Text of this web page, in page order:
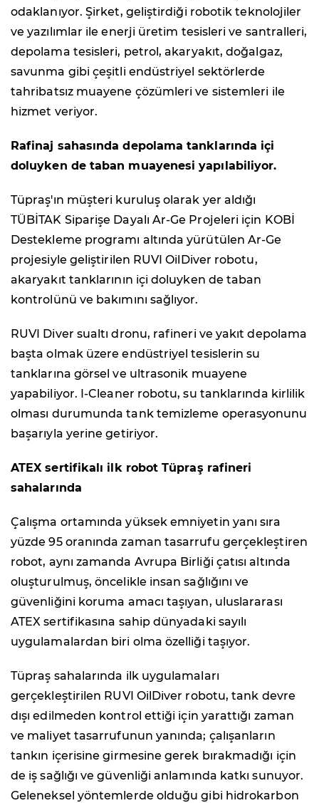
odaklanıyor. Şirket, geliştirdiği robotik teknolojiler
ve yazılımlar ile enerji üretim tesisleri ve santralleri,
depolama tesisleri, petrol, akaryakıt, doğalgaz,
savunma gibi çeşitli endüstriyel sektörlerde
tahribatsız muayene çözümleri ve sistemleri ile
hizmet veriyor.
Rafinaj sahasında depolama tanklarında içi
doluyken de taban muayenesi yapılabiliyor.
Tüpraş'ın müşteri kuruluş olarak yer aldığı
TÜBİTAK Siparişe Dayalı Ar-Ge Projeleri için KOBİ
Destekleme programı altında yürütülen Ar-Ge
projesiyle geliştirilen RUVI OilDiver robotu,
akaryakıt tanklarının içi doluyken de taban
kontrolünü ve bakımını sağlıyor.
RUVI Diver sualtı dronu, rafineri ve yakıt depolama
başta olmak üzere endüstriyel tesislerin su
tanklarına görsel ve ultrasonik muayene
yapabiliyor. I-Cleaner robotu, su tanklarında kirlilik
olması durumunda tank temizleme operasyonunu
başarıyla yerine getiriyor.
ATEX sertifikalı ilk robot Tüpraş rafineri
sahalarında
Çalışma ortamında yüksek emniyetin yanı sıra
yüzde 95 oranında zaman tasarrufu gerçekleştiren
robot, aynı zamanda Avrupa Birliği çatısı altında
oluşturulmuş, öncelikle insan sağlığını ve
güvenliğini koruma amacı taşıyan, uluslararası
ATEX sertifikasına sahip dünyadaki sayılı
uygulamalardan biri olma özelliği taşıyor.
Tüpraş sahalarında ilk uygulamaları
gerçekleştirilen RUVI OilDiver robotu, tank devre
dışı edilmeden kontrol ettiği için yarattığı zaman
ve maliyet tasarrufunun yanında; çalışanların
tankın içerisine girmesine gerek bırakmadığı için
de iş sağlığı ve güvenliği anlamında katkı sunuyor.
Geleneksel yöntemlerde olduğu gibi hidrokarbon